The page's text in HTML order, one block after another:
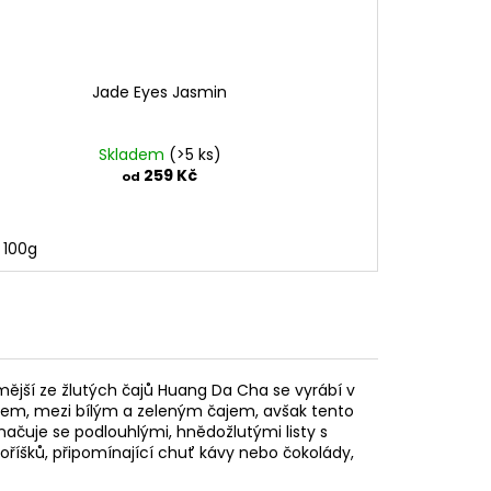
Jade Eyes Jasmin
Skladem (>5 ks)
od 259 Kč
100g
ze žlutých čajů Huang Da Cha se vyrábí v
mezi bílým a zeleným čajem, avšak tento
se podlouhlými, hnědožlutými listy s
připomínající chuť kávy nebo čokolády,